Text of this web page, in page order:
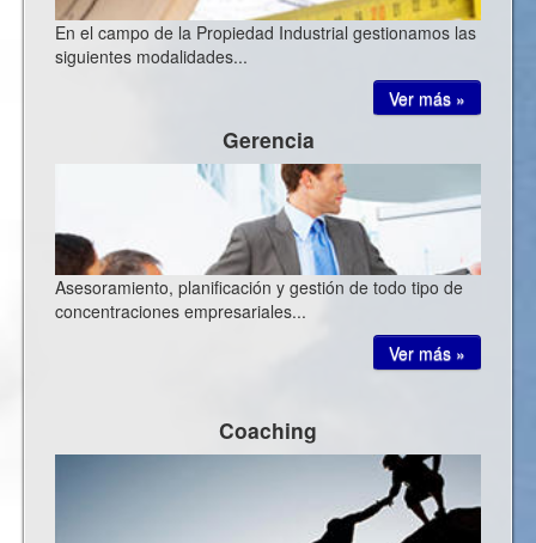
En el campo de la Propiedad Industrial gestionamos las
siguientes modalidades...
Ver más »
Gerencia
Asesoramiento, planificación y gestión de todo tipo de
concentraciones empresariales...
Ver más »
Coaching